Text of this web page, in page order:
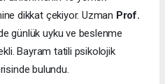
dikkat çekiyor. Uzman Prof.
günlük uyku ve beslenme
Bayram tatili psikolojik
bulundu.